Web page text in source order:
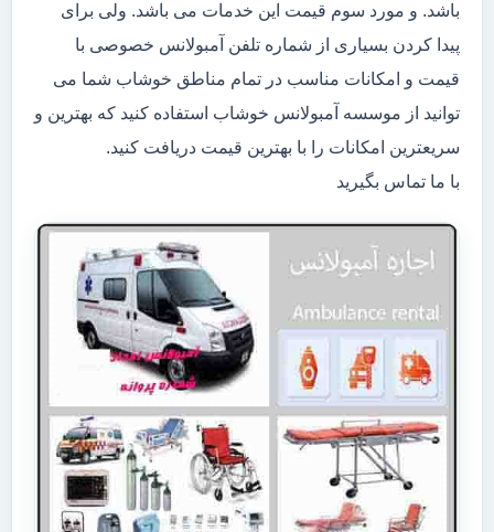
باشد. و مورد سوم قیمت این خدمات می باشد. ولی برای
پیدا کردن بسیاری از شماره تلفن آمبولانس خصوصی با
قیمت و امکانات مناسب در تمام مناطق خوشاب شما می
توانید از موسسه آمبولانس خوشاب استفاده کنید که بهترین و
سریعترین امکانات را با بهترین قیمت دریافت کنید.
با ما تماس بگیرید